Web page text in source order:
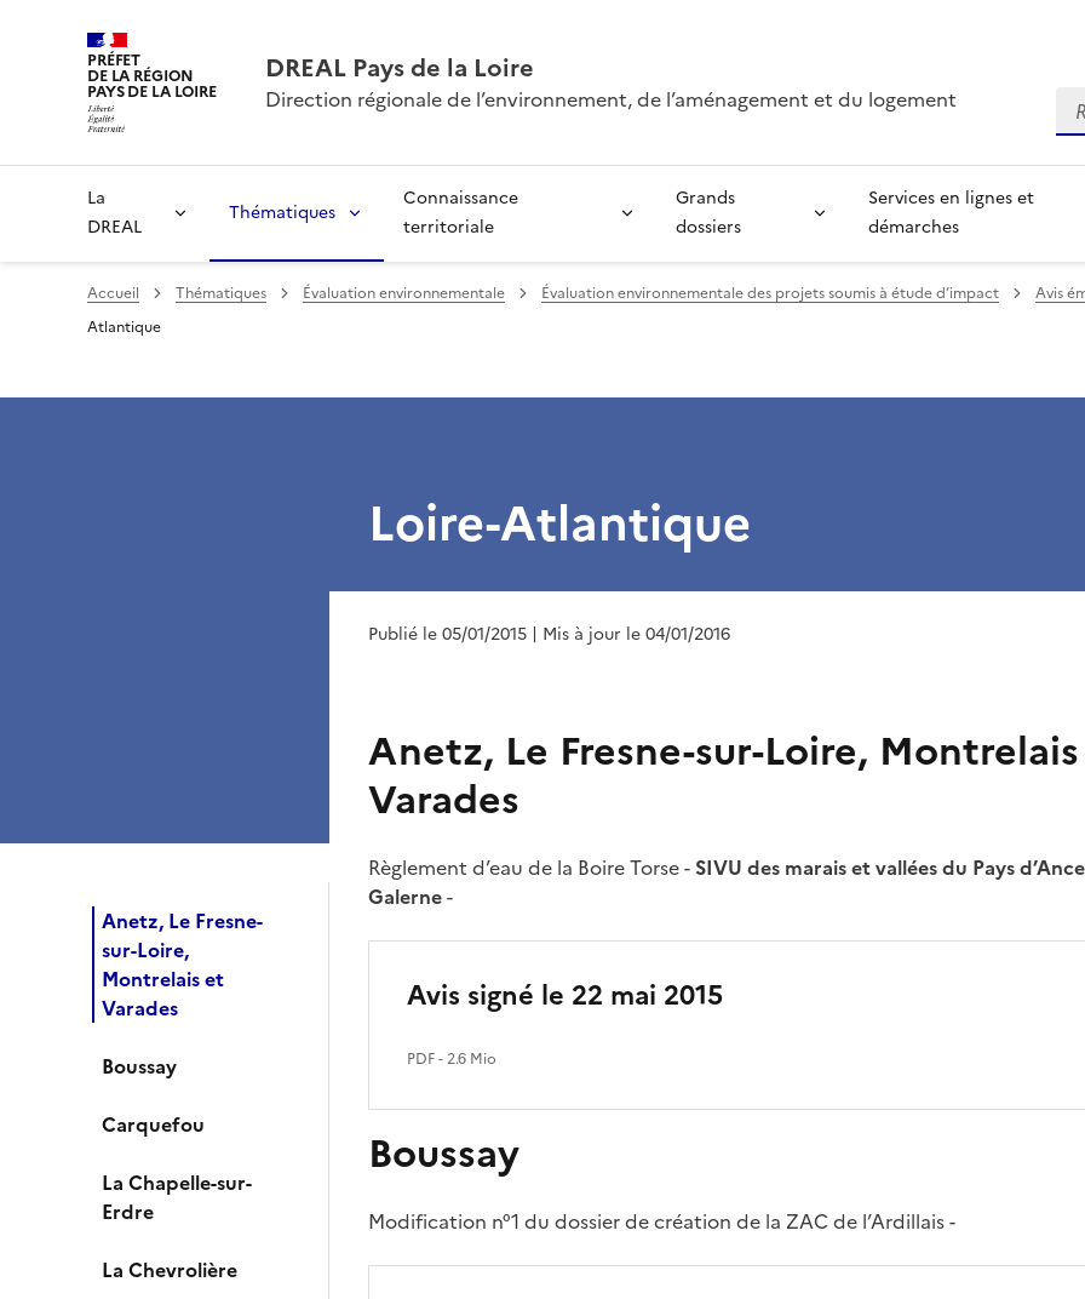
PRÉFET
DE LA RÉGION
PAYS DE LA LOIRE
DREAL Pays de la Loire
Direction régionale de l’environnement, de l’aménagement et du logement
La
DREAL
Thématiques
Connaissance
territoriale
Grands
dossiers
Services en lignes et
démarches
Accueil Thématiques Évaluation environnementale Évaluation environnementale des projets soumis à étude d’impact Avis
Atlantique
Anetz, Le Fresne-
sur-Loire,
Montrelais et
Varades
Boussay
Carquefou
La Chapelle-sur-
Erdre
La Chevrolière
Loire-Atlantique
Publié le 05/01/2015 | Mis à jour le 04/01/2016
Anetz, Le Fresne-sur-Loire,
Varades
Règlement d’eau de la Boire Torse - SIVU des marais et vallées du Pays
Galerne-
Avis signé le 22 mai 2015
PDF- 2.6 Mio
Boussay
Modification n°1 du dossier de création de la ZAC de l’Ardillais -